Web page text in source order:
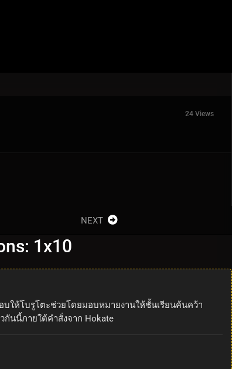
24 Views
NEXT
1x10
บให้โบรูโตะช่วยโดยมอบหมายงานให้ชั้นเรียนค้นคว้า
กันนี้ภายใต้คำสั่งจาก Hokate